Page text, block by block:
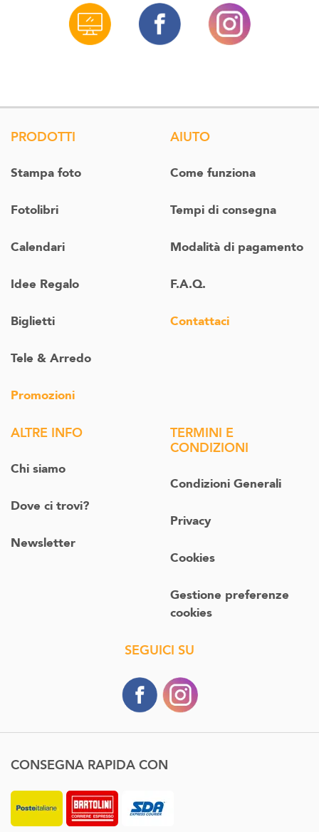
PRODOTTI
Stampa foto
Fotolibri
Calendari
Idee Regalo
Biglietti
Tele & Arredo
Promozioni
AIUTO
Come funziona
Tempi di consegna
Modalità di pagamento
F.A.Q.
Contattaci
ALTRE INFO
Chi siamo
Dove ci trovi?
Newsletter
TERMINI E
CONDIZIONI
Condizioni Generali
Privacy
Cookies
Gestione preferenze
cookies
SEGUICI SU
CONSEGNA RAPIDA CON